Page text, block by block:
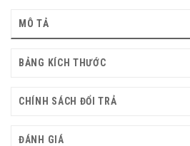
MÔ TẢ
BẢNG KÍCH THƯỚC
CHÍNH SÁCH ĐỔI TRẢ
ĐÁNH GIÁ